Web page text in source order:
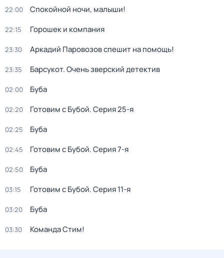
22:00 Спокойной ночи, малыши!
22:15 Горошек и компания
23:30 Аркадий Паровозов спешит на помощь!
23:35 Барсукот. Очень зверский детектив
02:00 Буба
02:20 Готовим с Бубой. Серия 25-я
02:25 Буба
02:45 Готовим с Бубой. Серия 7-я
02:50 Буба
03:15 Готовим с Бубой. Серия 11-я
03:20 Буба
03:30 Команда Стим!